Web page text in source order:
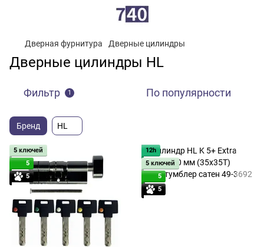
Дверная фурнитура Дверные цилиндры
Дверные цилиндры HL
Фильтр 1 По популярности
Бренд HL
5 ключей
5
5
12h
5 ключей
5
5